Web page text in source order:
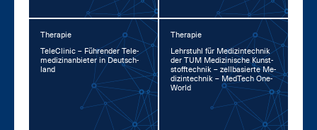
Therapie
TeleCli­nic – Füh­ren­der Te­le­
me­di­zin­an­bie­ter in Deutsch­
land
Therapie
Lehr­stuhl für Me­di­zin­tech­nik
der TUM Me­di­zi­ni­sche Kunst­
stoff­tech­nik – zell­ba­sier­te Me­
di­zin­tech­nik – Med­Tech One­
World